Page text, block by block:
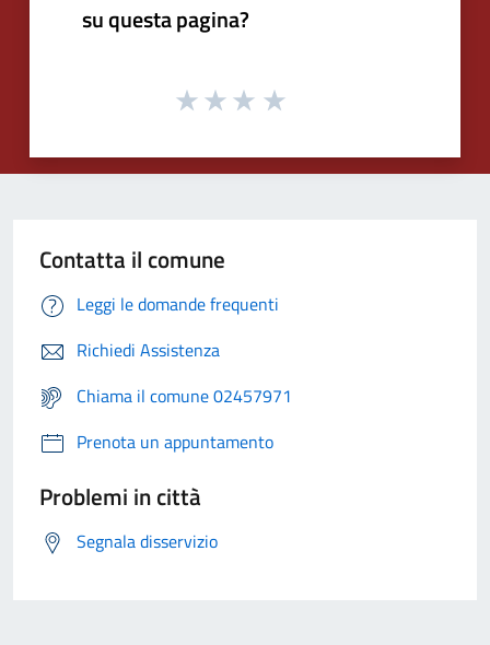
su questa pagina?
Contatta il comune
Leggi le domande frequenti
Richiedi Assistenza
Chiama il comune 02457971
Prenota un appuntamento
Problemi in città
Segnala disservizio